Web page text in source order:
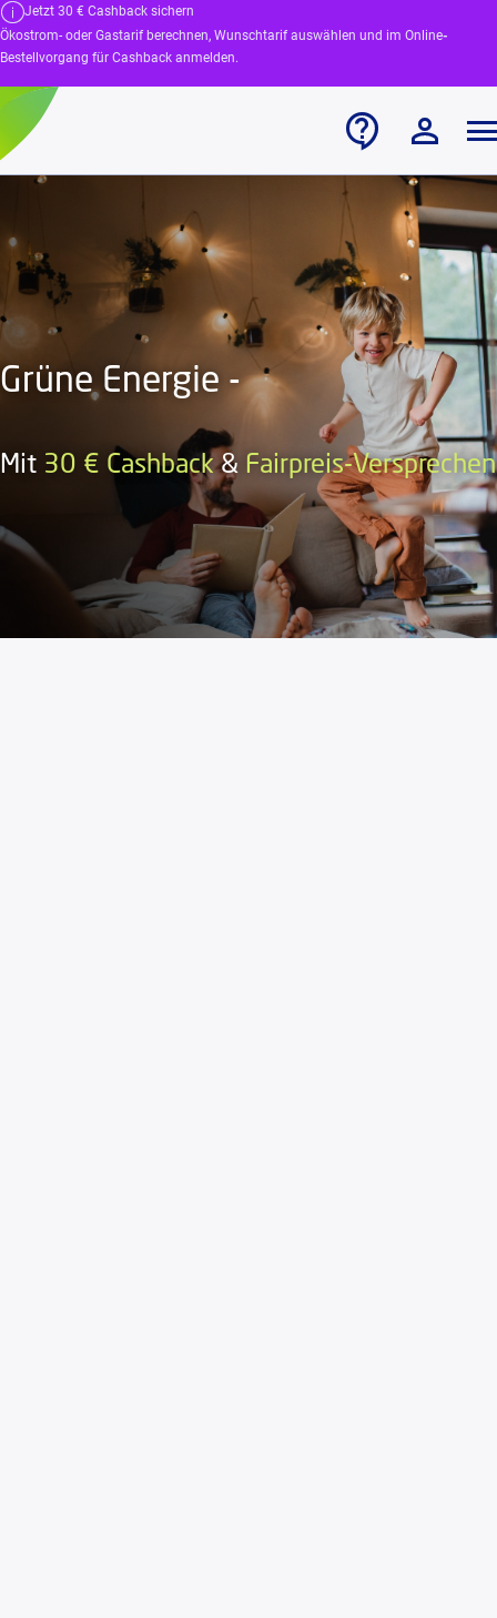
Jetzt 30 € Cashback sichern
Ökostrom- oder Gastarif berechnen, Wunschtarif auswählen und im Online-
Bestellvorgang für Cashback anmelden.
Grüne Energie -
Mit 30 € Cashback& Fairpreis-Versprechen